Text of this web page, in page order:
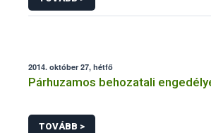
2014. október 27, hétfő
Párhuzamos behozatali
TOVÁBB >